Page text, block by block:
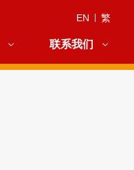
EN 繁
联系我们